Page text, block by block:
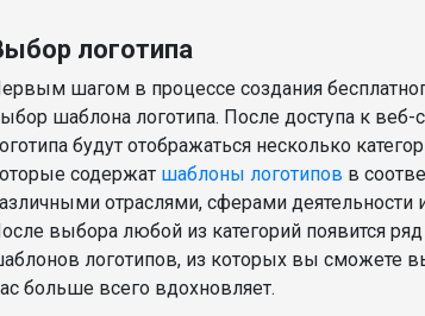
логотипа
шагом в процессе создания
шаблона логотипа. После доступа к веб-
будут отображаться несколько
содержат шаблоны логотипов в
отраслями, сферами деятельности
выбора любой из категорий появится
логотипов, из которых вы сможете
больше всего вдохновляет.